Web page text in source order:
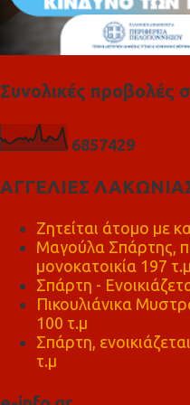
Συνολικές προβολές
6857429
ΑΓΓΕΛΙΕΣ
Ζητείται άτομο με
Μαγούλα Σπάρτης,
μονοκατοικία 197 τ.μ
Σπάρτη -
Πικουλιάνικα
100 τ.μ
Σπάρτη,
τ.μ